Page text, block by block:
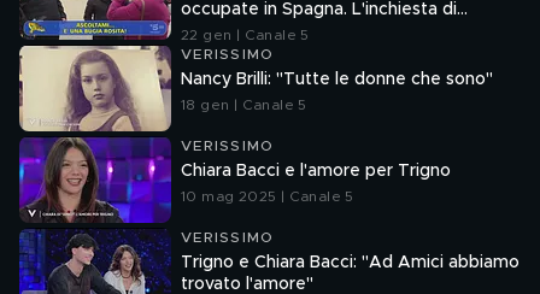
occupate in Spagna. L'inchiesta di
Francesco Mazza
22 gen | Canale 5
VERISSIMO
Nancy Brilli: "Tutte le donne che sono"
18 gen | Canale 5
VERISSIMO
Chiara Bacci e l'amore per Trigno
10 mag 2025 | Canale 5
VERISSIMO
Trigno e Chiara Bacci: "Ad Amici abbiamo
trovato l'amore"